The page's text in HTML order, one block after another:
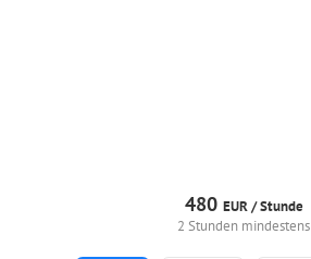
480 EUR /Stunde
2 Stunden mindestens